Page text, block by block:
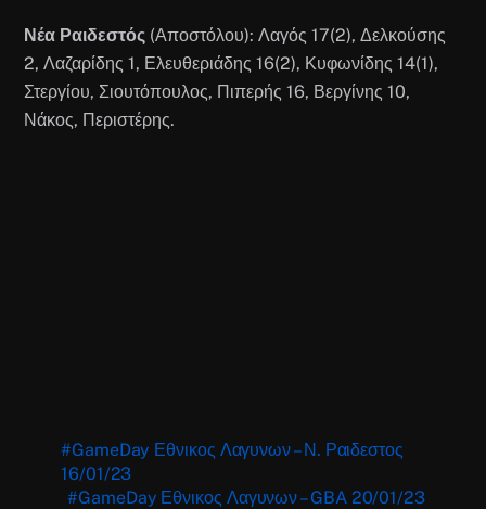
Νέα Ραιδεστός (Αποστόλου): Λαγός 17(2), Δελκούσης
2, Λαζαρίδης 1, Ελευθεριάδης 16(2), Κυφωνίδης 14(1),
Στεργίου, Σιουτόπουλος, Πιπερής 16, Βεργίνης 10,
Νάκος, Περιστέρης.
#GameDay Εθνικος Λαγυνων – Ν. Ραιδεστος
16/01/23
#GameDay Εθνικος Λαγυνων – GBA 20/01/23